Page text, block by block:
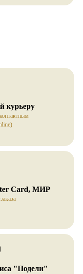
курьеру
Card, МИР
"Подели"